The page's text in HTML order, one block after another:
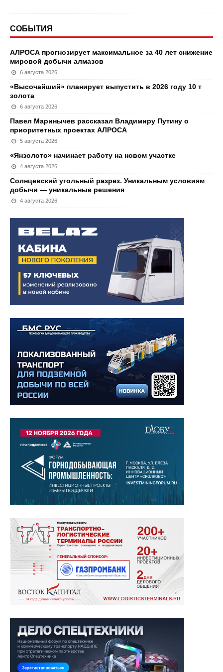
СОБЫТИЯ
АЛРОСА прогнозирует максимальное за 40 лет снижение
мировой добычи алмазов
6 августа 2026
«Высочайший» планирует выпустить в 2026 году 10 т
золота
6 августа 2026
Павел Маринычев рассказал Владимиру Путину о
приоритетных проектах АЛРОСА
5 августа 2026
«Янзолото» начинает работу на новом участке
4 августа 2026
Солнцевский угольный разрез. Уникальным условиям
добычи — уникальные решения
4 августа 2026